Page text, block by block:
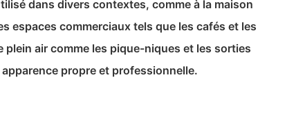
dans divers contextes, comme à la maison
espaces commerciaux tels que les cafés et les
air comme les pique-niques et les sorties
propre et professionnelle.